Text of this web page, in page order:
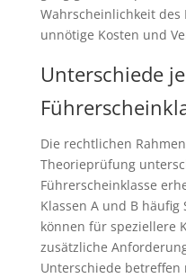
Wahrscheinlichkeit des
unnötige Kosten und
Unterschiede
Die rechtlichen
Theorieprüfung
Führerscheinklasse
Klassen A und B
können für speziellere
zusätzliche
Unterschiede